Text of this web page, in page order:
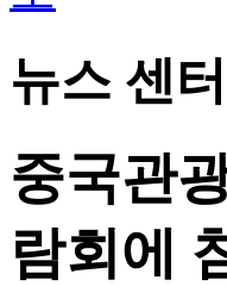
뉴스 센터
중국관
람회에